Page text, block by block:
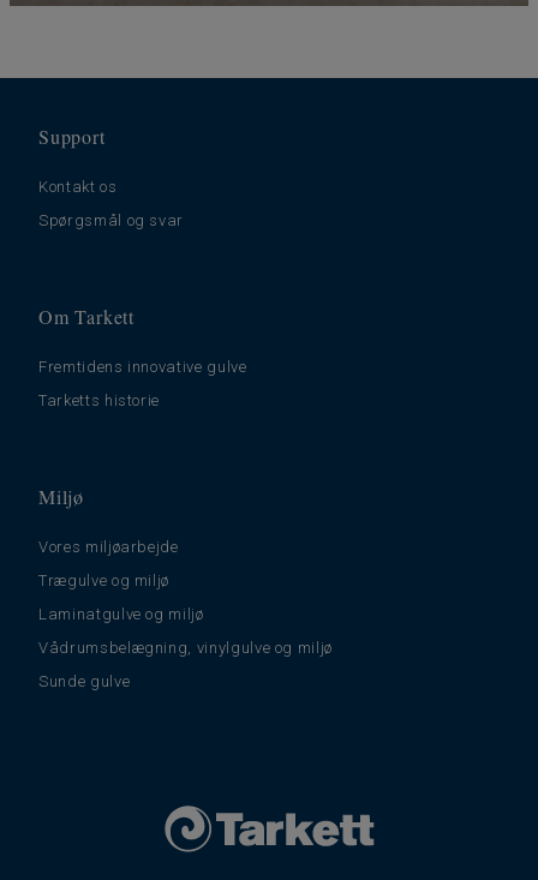
Support
Kontakt os
Spørgsmål og svar
Om Tarkett
Fremtidens innovative gulve
Tarketts historie
Miljø
Vores miljøarbejde
Trægulve og miljø
Laminatgulve og miljø
Vådrumsbelægning, vinylgulve og miljø
Sunde gulve